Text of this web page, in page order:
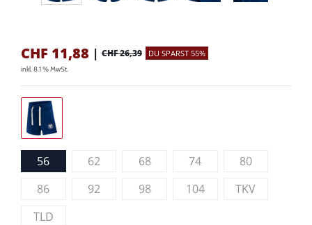
CHF 11,88 | CHF 26,39 DU SPARST 55%
inkl. 8.1 % MwSt.
56 62 68 74
80
86
92 98 104
TKV
TLD